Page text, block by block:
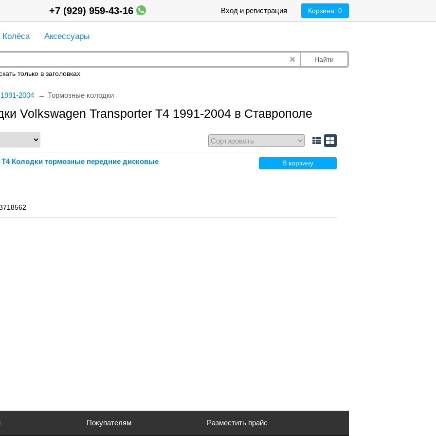
Корзина: 0
Вход и регистрация
+7 (929) 959-43-16
Колёса Аксессуары
Найти
только в заголовках
2004 Тормозные колодки
Volkswagen Transporter T4 1991-2004 в Ставрополе
Колодки тормозные передние дисковые В корзину
Покупателям Разместить прайс